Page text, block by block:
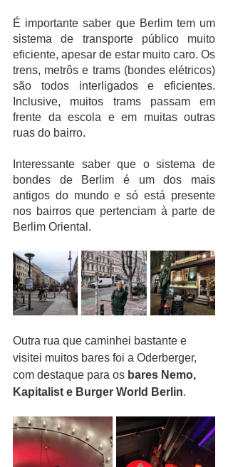
É importante saber que Berlim tem um
sistema de transporte público muito
eficiente, apesar de estar muito caro. Os
trens, metrôs e trams (bondes elétricos)
são todos interligados e eficientes.
Inclusive, muitos trams passam em
frente da escola e em muitas outras
ruas do bairro.
Interessante saber que o sistema de
bondes de Berlim é um dos mais
antigos do mundo e só está presente
nos bairros que pertenciam à parte de
Berlim Oriental.
Outra rua que caminhei bastante e
visitei muitos bares foi a Oderberger,
com destaque para os bares Nemo,
Kapitalist e Burger World Berlin.